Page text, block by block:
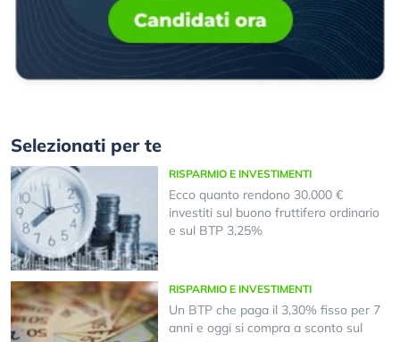
Selezionati per te
RISPARMIO E INVESTIMENTI
Ecco quanto rendono 30.000 €
investiti sul buono fruttifero ordinario
e sul BTP 3,25%
RISPARMIO E INVESTIMENTI
Un BTP che paga il 3,30% fisso per 7
anni e oggi si compra a sconto sul